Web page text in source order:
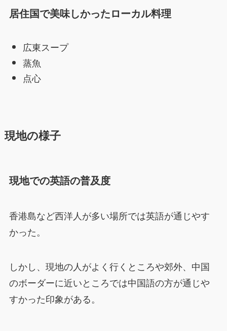
居住国で美味しかったローカル料理
広東スープ
蒸魚
点心
現地の様子
現地での英語の普及度
香港島など西洋人が多い場所では英語が通じやす
かった。
しかし、現地の人がよく行くところや郊外、中国
のボーダーに近いところでは中国語の方が通じや
すかった印象がある。